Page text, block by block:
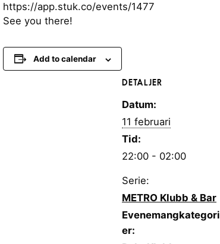
https://app.stuk.co/events/1477
See you there!
Add to calendar
DETALJER
Datum:
11 februari
Tid:
22:00 - 02:00
Serie:
METRO Klubb & Bar
Evenemangkategori
er: